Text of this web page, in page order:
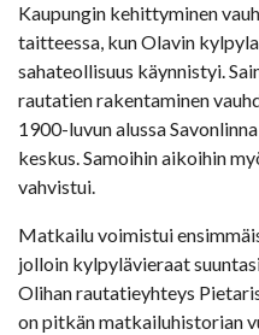
Kaupungin kehittyminen
taitteessa, kun Olavin
sahateollisuus käynnistyi.
rautatien rakentaminen
1900-luvun alussa
keskus. Samoihin aikoihin
vahvistui.
Matkailu voimistui
jolloin kylpylävieraat
Olihan rautatieyhteys
on pitkän matkailuhistorian